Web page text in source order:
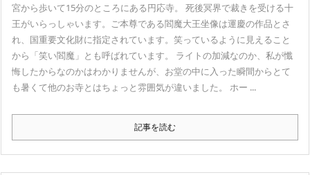
宮から歩いて15分のところにある円応寺。 死後冥界で裁きを受ける十
王がいらっしゃいます。ご本尊である閻魔大王坐像は運慶の作品とさ
れ、国重要文化財に指定されています。笑っているように見えること
から「笑い閻魔」とも呼ばれています。 ライトの加減なのか、私が懺
悔したからなのかはわかりませんが、お堂の中に入った瞬間からとて
も暑くて他のお寺とはちょっと雰囲気が違いました。 ホー ...
記事を読む